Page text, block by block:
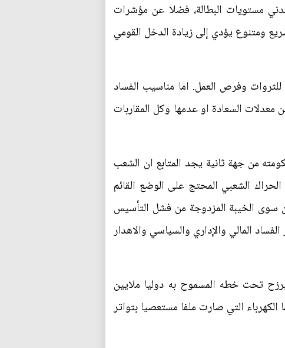
مستويات البطالة، فضلا عن مؤشرات
ومتنوع يؤدي إلى زيادة الدخل القومي
للثروات وفرص العمل. اما مناسيب الفساد
السعادة او عدمها وكل المقاربات
من جهة ثانية يجد المتابع ان الشعب
الشعبي المحتج على الوضع القائم
سوى الخيبة المزدوجة من فشل التأسيس
المالي والإداري والسياسي والاهدار
تحت خطه المسموح به دوليا ملايين
التي صارت ملفا مستعصيا بتواتر